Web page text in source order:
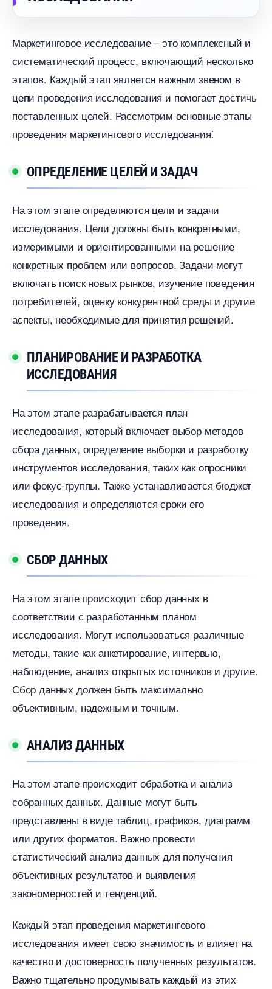
Маркетинговое исследование – это комплексный и
систематический процесс, включающий несколько
этапов.​ Каждый этап является важным звеном
цепи проведения исследования и помогает достичь
поставленных целей.​ Рассмотрим основные этапы
проведения маркетингового исследования⁚
ОПРЕДЕЛЕНИЕ ЦЕЛЕЙ И ЗАДАЧ
На этом этапе определяются цели и задачи
исследования.​ Цели должны быть конкретными,
измеримыми и ориентированными на решение
конкретных проблем или вопросов.​ Задачи могут
ключать поиск новых рынков, изучение поведения
потребителей, оценку конкурентной среды и другие
аспекты, необходимые для принятия решений.
ПЛАНИРОВАНИЕ И РАЗРАБОТКА
ИССЛЕДОВАНИЯ
На этом этапе разрабатывается план
исследования, который включает выбор методо
сбора данных, определение выборки и разработку
инструментов исследования, таких как опросники
или фокус-группы. Также устанавливается бюджет
исследования и определяются сроки его
проведения.
СБОР ДАННЫХ
На этом этапе происходит сбор данных
соответствии с разработанным планом
исследования.​ Могут использоваться различные
методы, такие как анкетирование, интервью,
наблюдение, анализ открытых источников и другие.​
Сбор данных должен быть максимально
объективным, надежным и точным.​
АНАЛИЗ ДАННЫХ
На этом этапе происходит обработка и анализ
собранных данных.​ Данные могут быть
представлены в виде таблиц, графиков, диаграмм
или других форматов.​ Важно провести
статистический анализ данных для получения
объективных результатов и выявления
закономерностей и тенденций.​
Каждый этап проведения маркетингового
исследования имеет свою значимость и влияет на
качество и достоверность полученных результатов.​
ажно тщательно продумывать каждый из этих